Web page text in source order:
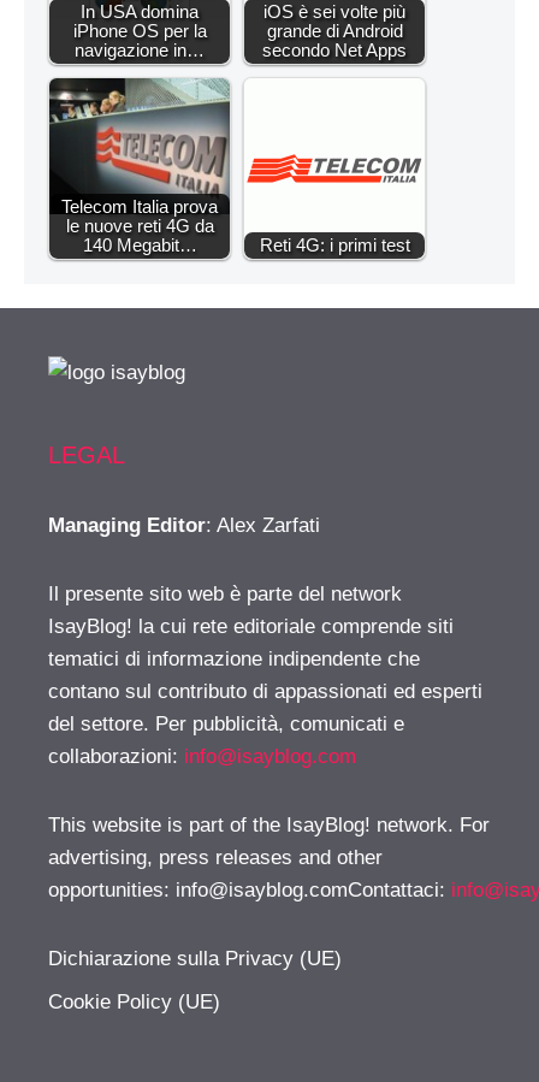
In USA domina
iPhone OS per la
navigazione in…
iOS è sei volte più
grande di Android
secondo Net Apps
Telecom Italia prova
le nuove reti 4G da
140 Megabit…
Reti 4G: i primi test
LEGAL
Managing Editor: Alex Zarfati
Il presente sito web è parte del network
IsayBlog! la cui rete editoriale comprende siti
tematici di informazione indipendente che
contano sul contributo di appassionati ed esperti
del settore. Per pubblicità, comunicati e
collaborazioni: info@isayblog.com
This website is part of the IsayBlog! network. For
advertising, press releases and other
opportunities: info@isayblog.comContattaci:
Dichiarazione sulla Privacy (UE)
Cookie Policy (UE)